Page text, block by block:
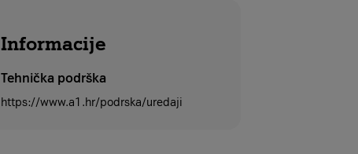
Informacije
Tehnička podrška
https://www.a1.hr/podrska/uredaji